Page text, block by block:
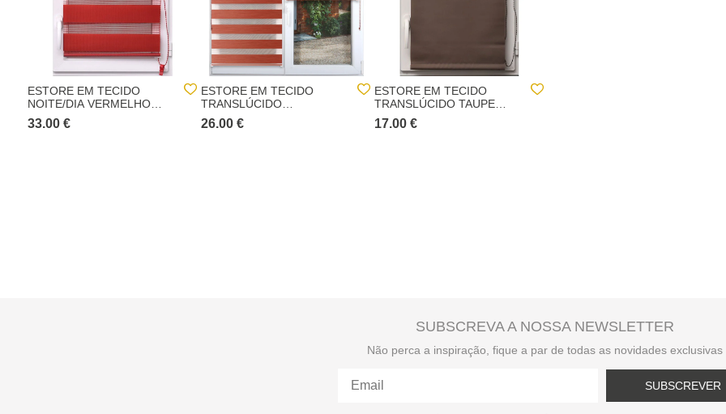
ESTORE EM TECIDO
NOITE/DIA VERMELHO
117X180CM
33.00 €
ESTORE EM TECIDO
TRANSLÚCIDO
TERRACOTA 87X180CM
26.00 €
ESTORE EM TECIDO
TRANSLÚCIDO TAUPE
87X180CM
17.00 €
SUBSCREVA A NOSSA NEWSLETTER
Não perca a inspiração, fique a par de todas as novidades exclusivas
SUBSCREVER